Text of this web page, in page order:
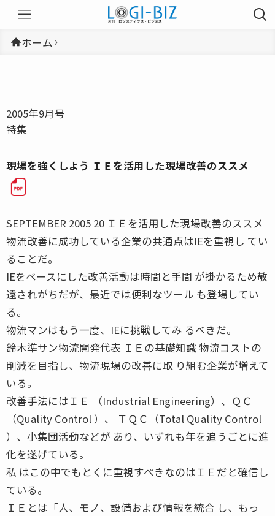
ホーム
2005年9月号
特集
現場を強くしよう ＩＥを活用した現場改善のススメ
SEPTEMBER 2005 20 ＩＥを活用した現場改善のススメ
物流改善に成功している企業の共通点はIEを重視し てい
ることだ。
IEをベースにした改善活動は時間と手間 が掛かるため敬
遠されがちだが、最近では便利なツール も登場してい
る。
物流マンはもう一度、IEに挑戦してみ るべきだ。
鈴木準サン物流開発代表 ＩＥの基礎知識 物流コストの
削減を目指し、物流現場の改善に取 り組む企業が増えて
いる。
改善手法にはＩＥ （Industrial Engineering）、ＱＣ
（Quality Control ）、 ＴＱＣ（Total Quality Control
）、小集団活動などが あり、いずれも年を追うごとに進
化を遂げている。
私 はこの中でもとくに重視すべきなのはＩＥだと確信し
ている。
ＩＥとは「人、モノ、設備および情報を統合 し、もっ